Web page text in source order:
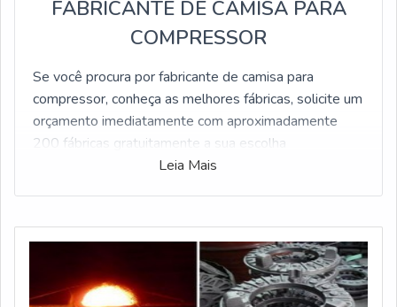
FABRICANTE DE CAMISA PARA
COMPRESSOR
Se você procura por fabricante de camisa para
compressor, conheça as melhores fábricas, solicite um
orçamento imediatamente com aproximadamente
200 fábricas gratuitamente a sua escolha
Leia Mais